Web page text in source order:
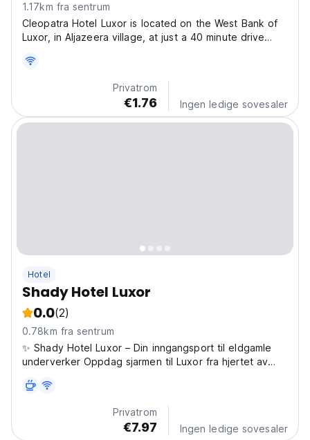
1.17km fra sentrum
Cleopatra Hotel Luxor is located on the West Bank of
Luxor, in Aljazeera village, at just a 40 minute drive
great location close to all the tourist attractions that
Luxor has to offer, but yet quiet...
Privatrom
€1.76 Ingen ledige sovesaler
Hotel
Shady Hotel Luxor
0.0(2)
0.78km fra sentrum
✨ Shady Hotel Luxor – Din inngangsport til eldgamle
underverker Oppdag sjarmen til Luxor fra hjertet av
minutter unna Luxor-tempelet, Nilen Corniche og
togstasjonen, og tilbyr den perfekte blandingen av...
Privatrom
€7.97 Ingen ledige sovesaler